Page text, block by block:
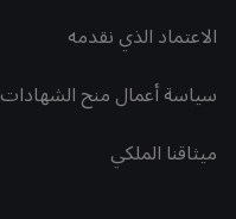
الاعتماد الذي نقدمه
سياسة أعمال منح الشهادات
ميثاقنا الملكي